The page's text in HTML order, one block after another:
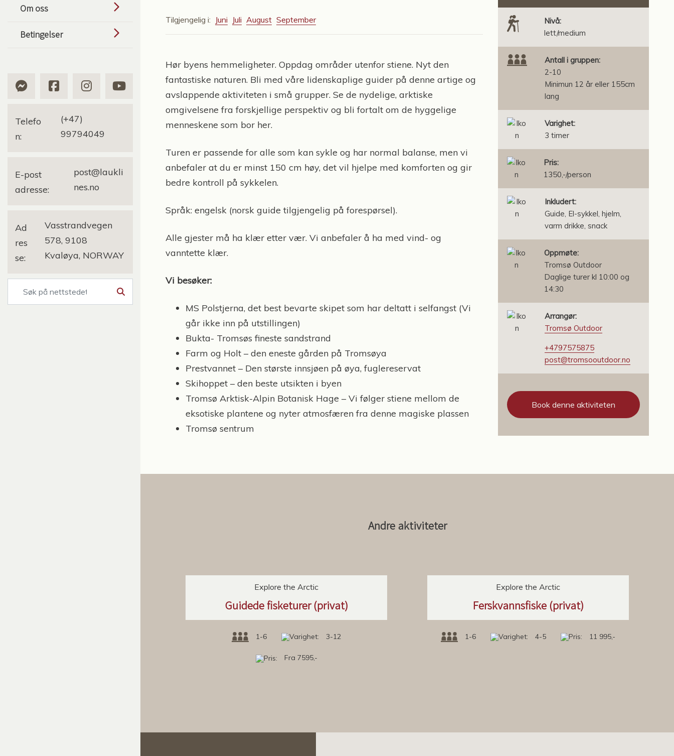
Om oss
Betingelser
Telefo
n:
(+47)
99794049
E-post
adresse:
post@laukli
nes.no
Ad
res
se:
Vasstrandvegen
578, 9108
Kvaløya, NORWAY
Søk
Tilgjengelig i: Juni Juli August September
Hør byens hemmeligheter. Oppdag områder utenfor stiene. Nyt den
fantastiske naturen. Bli med våre lidenskaplige guider på denne artige og
avslappende aktiviteten i små grupper. Se de nydelige, arktiske
omgivelsene fra forskjellige perspektiv og bli fortalt om de hyggelige
menneskene som bor her.
Turen er passende for alle som kan sykle og har normal balanse, men vi
anbefaler at du er minst 150 cm høy, det vil hjelpe med komforten og gir
bedre kontroll på sykkelen.
Språk: engelsk (norsk guide tilgjengelig på forespørsel).
Alle gjester må ha klær etter vær. Vi anbefaler å ha med vind- og
vanntette klær.
Vi besøker:
MS Polstjerna, det best bevarte skipet som har deltatt i selfangst (Vi
går ikke inn på utstillingen)
Bukta- Tromsøs fineste sandstrand
Farm og Holt – den eneste gården på Tromsøya
Prestvannet – Den største innsjøen på øya, fuglereservat
Skihoppet – den beste utsikten i byen
Tromsø Arktisk-Alpin Botanisk Hage – Vi følger stiene mellom de
eksotiske plantene og nyter atmosfæren fra denne magiske plassen
Tromsø sentrum
Nivå:
lett/medium
Antall i gruppen:
2-10
Minimun 12 år eller 155cm
lang
Varighet:
3 timer
Pris:
1350,-/person
Inkludert:
Guide, El-sykkel, hjelm,
varm drikke, snack
Oppmøte:
Tromsø Outdoor
Daglige turer kl 10:00 og
14:30
Arrangør:
Tromsø Outdoor
+4797575875
post@tromsooutdoor.no
Book denne aktiviteten
Andre aktiviteter
Explore the Arctic
Guidede fisketurer (privat)
1-6 3-12
Fra 7595,-
Explore the Arctic
Ferskvannsfiske (privat)
1-6 4-5 11 995,-